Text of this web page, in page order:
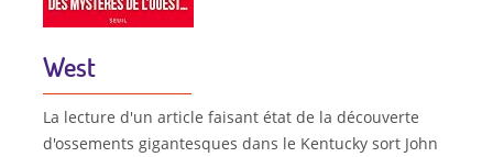
West
La lecture d'un article faisant état de la découverte
d'ossements gigantesques dans le Kentucky sort John